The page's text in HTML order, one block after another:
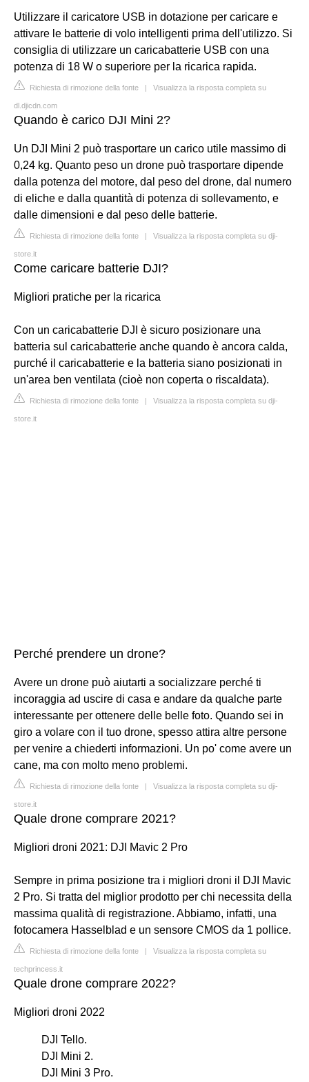
Utilizzare il caricatore USB in dotazione per caricare e
attivare le batterie di volo intelligenti prima dell'utilizzo. Si
consiglia di utilizzare un caricabatterie USB con una
potenza di 18 W o superiore per la ricarica rapida.
Richiesta di rimozione della fonte | Visualizza la risposta completa su
dl.djicdn.com
Quando è carico DJI Mini 2?
Un DJI Mini 2 può trasportare un carico utile massimo di
0,24 kg. Quanto peso un drone può trasportare dipende
dalla potenza del motore, dal peso del drone, dal numero
di eliche e dalla quantità di potenza di sollevamento, e
dalle dimensioni e dal peso delle batterie.
Richiesta di rimozione della fonte | Visualizza la risposta completa su dji-
store.it
Come caricare batterie DJI?
Migliori pratiche per la ricarica
Con un caricabatterie DJI è sicuro posizionare una
batteria sul caricabatterie anche quando è ancora calda,
purché il caricabatterie e la batteria siano posizionati in
un'area ben ventilata (cioè non coperta o riscaldata).
Richiesta di rimozione della fonte | Visualizza la risposta completa su dji-
store.it
Perché prendere un drone?
Avere un drone può aiutarti a socializzare perché ti
incoraggia ad uscire di casa e andare da qualche parte
interessante per ottenere delle belle foto. Quando sei in
giro a volare con il tuo drone, spesso attira altre persone
per venire a chiederti informazioni. Un po' come avere un
cane, ma con molto meno problemi.
Richiesta di rimozione della fonte | Visualizza la risposta completa su dji-
store.it
Quale drone comprare 2021?
Migliori droni 2021: DJI Mavic 2 Pro
Sempre in prima posizione tra i migliori droni il DJI Mavic
2 Pro. Si tratta del miglior prodotto per chi necessita della
massima qualità di registrazione. Abbiamo, infatti, una
fotocamera Hasselblad e un sensore CMOS da 1 pollice.
Richiesta di rimozione della fonte | Visualizza la risposta completa su
techprincess.it
Quale drone comprare 2022?
Migliori droni 2022
DJI Tello.
DJI Mini 2.
DJI Mini 3 Pro.